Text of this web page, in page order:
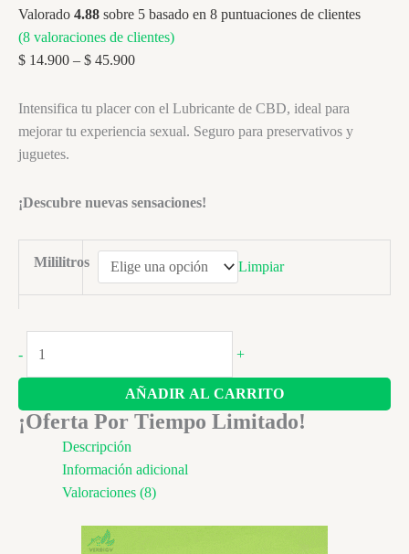
Valorado 4.88 sobre 5 basado en 8 puntuaciones de clientes
(8 valoraciones de clientes)
$ 14.900 – $ 45.900Price
$ 14.900
through
Intensifica tu placer con el Lubricante de CBD, ideal para
mejorar tu experiencia sexual. Seguro para preservativos y
juguetes.
¡Descubre nuevas sensaciones!
Mililitros Limpiar
-
–
Placer
satisfacción
+
AÑADIR AL CARRITO
¡Oferta Por Tiempo Limitado!
Descripción
Información adicional
Valoraciones (8)